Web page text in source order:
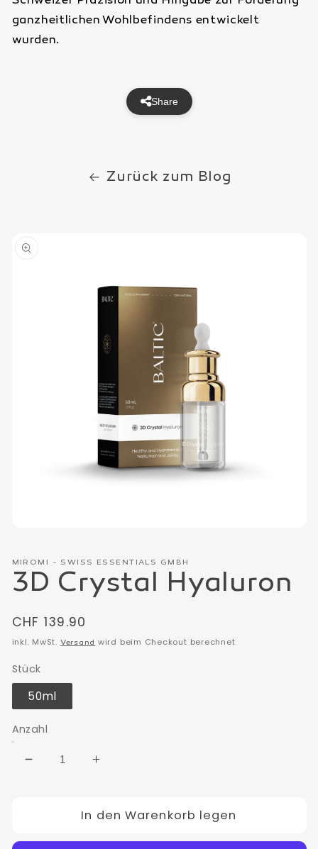
ganzheitlichen Wohlbefindens entwickelt
wurden.
Share
Zurück zum Blog
Modal
öffnen
MIROMI - SWISS ESSENTIALS GMBH
3D Crystal Hyaluron
Normaler
Preis
CHF 139.90
inkl. MwSt. Versand wird beim Checkout berechnet
Stück
50ml
Anzahl
Verringere
Erhöhe
für
In den Warenkorb legen